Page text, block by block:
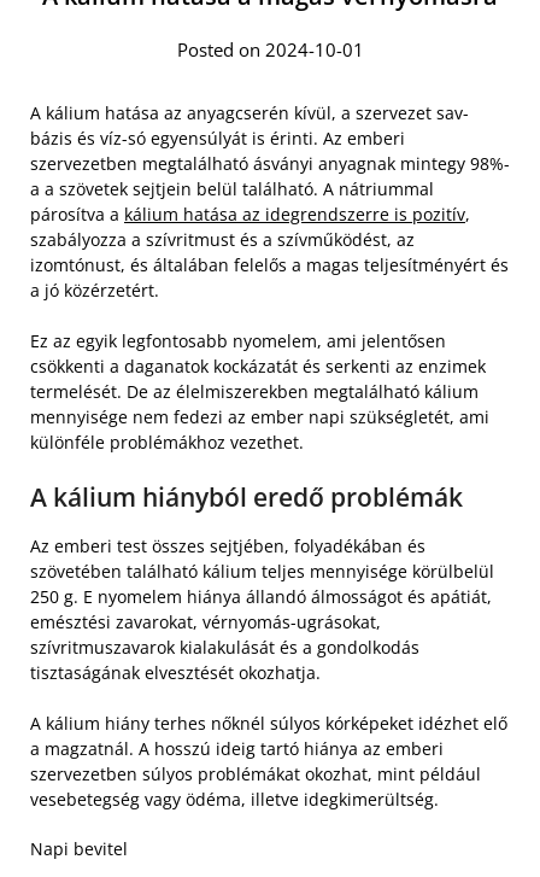
Posted on 2024-10-01
A kálium hatása az anyagcserén kívül, a szervezet sav-
bázis és víz-só egyensúlyát is érinti. Az emberi
szervezetben megtalálható ásványi anyagnak mintegy 98%-
a a szövetek sejtjein belül található. A nátriummal
párosítva a kálium hatása az idegrendszerre is pozitív,
szabályozza a szívritmust és a szívműködést, az
izomtónust, és általában felelős a magas teljesítményért és
a jó közérzetért.
Ez az egyik legfontosabb nyomelem, ami jelentősen
csökkenti a daganatok kockázatát és serkenti az enzimek
termelését. De az élelmiszerekben megtalálható kálium
mennyisége nem fedezi az ember napi szükségletét, ami
különféle problémákhoz vezethet.
A kálium hiányból eredő problémák
Az emberi test összes sejtjében, folyadékában és
szövetében található kálium teljes mennyisége körülbelül
250 g. E nyomelem hiánya állandó álmosságot és apátiát,
emésztési zavarokat, vérnyomás-ugrásokat,
szívritmuszavarok kialakulását és a gondolkodás
tisztaságának elvesztését okozhatja.
A kálium hiány terhes nőknél súlyos kórképeket idézhet elő
a magzatnál. A hosszú ideig tartó hiánya az emberi
szervezetben súlyos problémákat okozhat, mint például
vesebetegség vagy ödéma, illetve idegkimerültség.
Napi bevitel